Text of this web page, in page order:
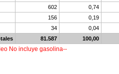
81.587 100,00
602
0,74
156
0,19
34 0,04
No incluye gasolina--